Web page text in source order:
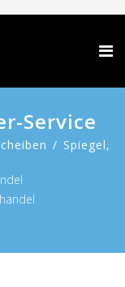
Service
/ Spiegel,